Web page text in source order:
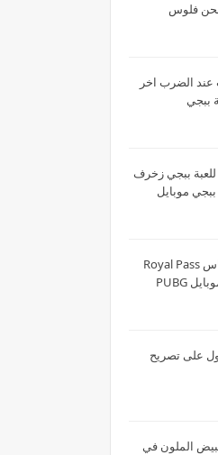
فلوس
عند الضرب اخر
ببجي
ببجي زخرف
موبايل
ترقية الرويال باس Royal Pass
في لعبة ببجي موبايل PUBG
على تصريح
الملون في